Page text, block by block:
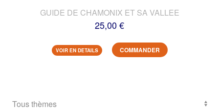
GUIDE DE CHAMONIX ET SA VALLEE
25,00 €
VOIR EN DETAILS COMMANDER